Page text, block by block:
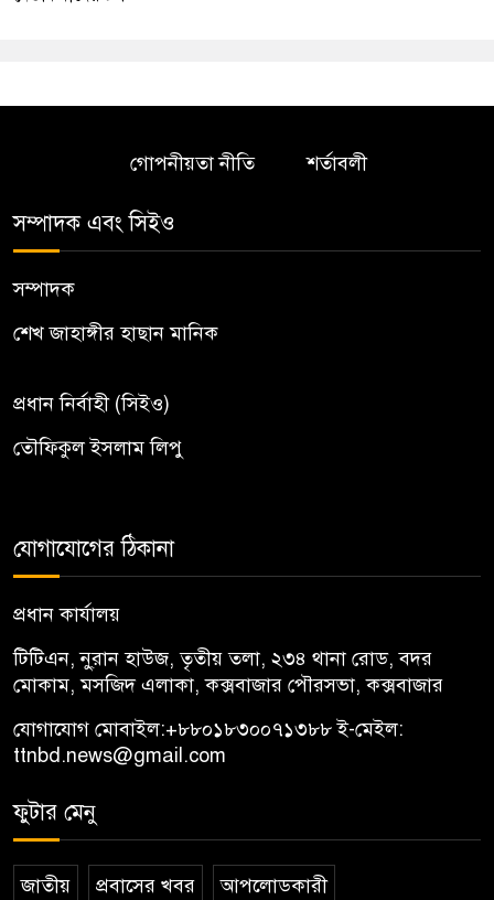
গোপনীয়তা নীতি শর্তাবলী
সম্পাদক এবং সিইও
সম্পাদক
শেখ জাহাঙ্গীর হাছান মানিক
প্রধান নির্বাহী (সিইও)
তৌফিকুল ইসলাম লিপু
যোগাযোগের ঠিকানা
প্রধান কার্যালয়
টিটিএন, নু্রান হাউজ, তৃতীয় তলা, ২৩৪ থানা রোড, বদর
মোকাম, মসজিদ এলাকা, কক্সবাজার পৌরসভা, কক্সবাজার
যোগাযোগ মোবাইল:+৮৮০১৮৩০০৭১৩৮৮ই-মেইল:
ttnbd.news@gmail.com
ফুটার মেনু
জাতীয় প্রবাসের খবর আপলোডকারী